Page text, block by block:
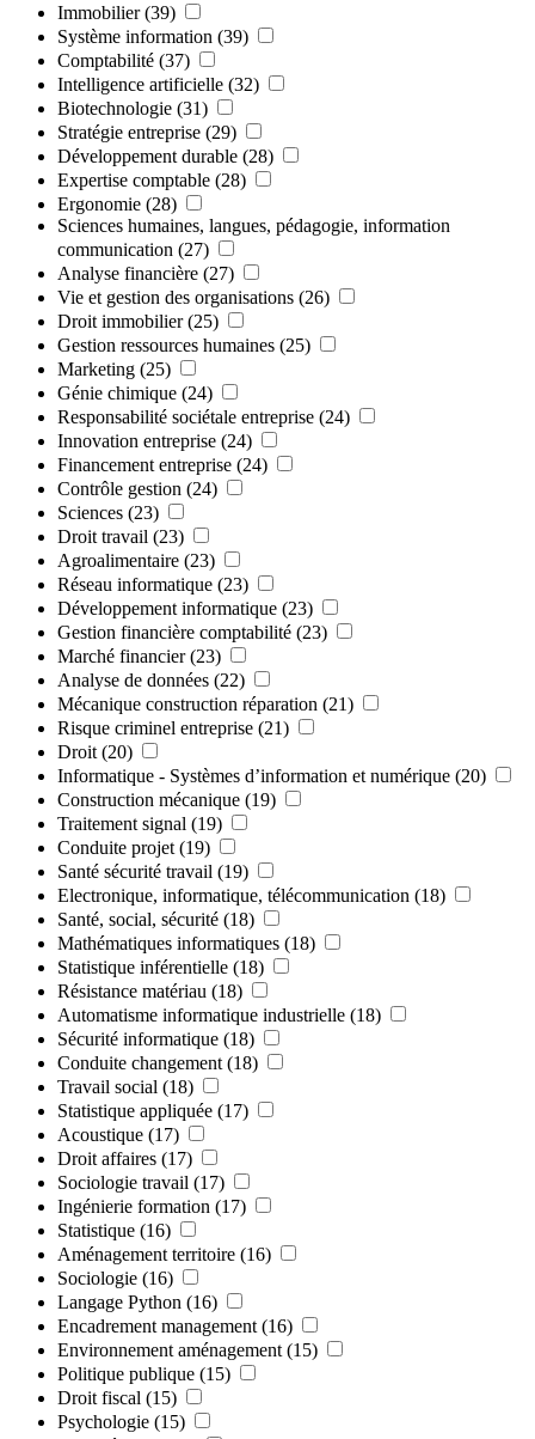
Immobilier (39)
Système information (39)
Comptabilité (37)
Intelligence artificielle (32)
Biotechnologie (31)
Stratégie entreprise (29)
Développement durable (28)
Expertise comptable (28)
Ergonomie (28)
Sciences humaines, langues, pédagogie, information
communication (27)
Analyse financière (27)
Vie et gestion des organisations (26)
Droit immobilier (25)
Gestion ressources humaines (25)
Marketing (25)
Génie chimique (24)
Responsabilité sociétale entreprise (24)
Innovation entreprise (24)
Financement entreprise (24)
Contrôle gestion (24)
Sciences (23)
Droit travail (23)
Agroalimentaire (23)
Réseau informatique (23)
Développement informatique (23)
Gestion financière comptabilité (23)
Marché financier (23)
Analyse de données (22)
Mécanique construction réparation (21)
Risque criminel entreprise (21)
Droit (20)
Informatique - Systèmes d’information et numérique (20)
Construction mécanique (19)
Traitement signal (19)
Conduite projet (19)
Santé sécurité travail (19)
Electronique, informatique, télécommunication (18)
Santé, social, sécurité (18)
Mathématiques informatiques (18)
Statistique inférentielle (18)
Résistance matériau (18)
Automatisme informatique industrielle (18)
Sécurité informatique (18)
Conduite changement (18)
Travail social (18)
Statistique appliquée (17)
Acoustique (17)
Droit affaires (17)
Sociologie travail (17)
Ingénierie formation (17)
Statistique (16)
Aménagement territoire (16)
Sociologie (16)
Langage Python (16)
Encadrement management (16)
Environnement aménagement (15)
Politique publique (15)
Droit fiscal (15)
Psychologie (15)